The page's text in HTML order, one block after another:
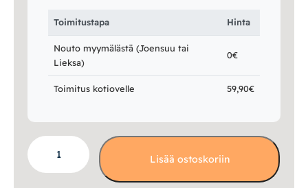
Toimitustapa Hinta
Nouto myymälästä (Joensuu tai
Lieksa)
0€
Toimitus kotiovelle 59,90€
Rico
2,5
istuttava
Lisää ostoskoriin